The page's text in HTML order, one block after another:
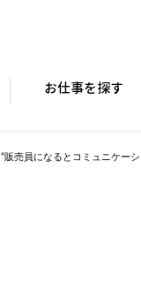
お仕事を探す
“販売員になるとコミュニケー